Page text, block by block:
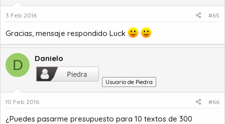
3 Feb 2016 #65
Gracias, mensaje respondido Luck
D Danielo
Usuario de Piedra
10 Feb 2016 #66
¿Puedes pasarme presupuesto para 10 textos de 300